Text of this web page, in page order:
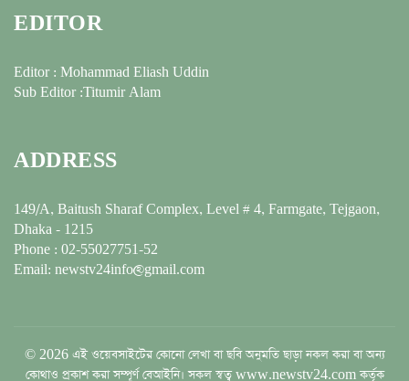
EDITOR
Editor : Mohammad Eliash Uddin
Sub Editor :Titumir Alam
ADDRESS
149/A, Baitush Sharaf Complex, Level # 4, Farmgate, Tejgaon,
Dhaka - 1215
Phone : 02-55027751-52
Email: newstv24info@gmail.com
© 2026 এই ওয়েবসাইটের কোনো লেখা বা ছবি অনুমতি ছাড়া নকল করা বা অন্য
কোথাও প্রকাশ করা সম্পূর্ণ বেআইনি। সকল স্বত্ব www.newstv24.com কর্তৃক